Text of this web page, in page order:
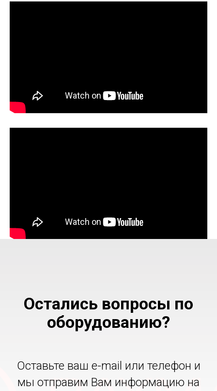
Остались вопросы по
оборудованию?
Оставьте ваш e-mail или телефон и
мы отправим Вам информацию на